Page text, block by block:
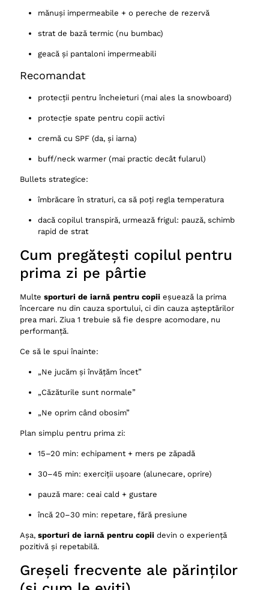
mănuși impermeabile + o pereche de rezervă
strat de bază termic (nu bumbac)
geacă și pantaloni impermeabili
Recomandat
protecții pentru încheieturi (mai ales la snowboard)
protecție spate pentru copii activi
cremă cu SPF (da, și iarna)
buff/neck warmer (mai practic decât fularul)
Bullets strategice:
îmbrăcare în straturi, ca să poți regla temperatura
dacă copilul transpiră, urmează frigul: pauză, schimb
rapid de strat
Cum pregătești copilul pentru
prima zi pe pârtie
Multe sporturi de iarnă pentru copii eșuează la prima
încercare nu din cauza sportului, ci din cauza așteptărilor
prea mari. Ziua 1 trebuie să fie despre acomodare, nu
performanță.
Ce să le spui înainte:
„Ne jucăm și învățăm încet”
„Căzăturile sunt normale”
„Ne oprim când obosim”
Plan simplu pentru prima zi:
15–20 min: echipament + mers pe zăpadă
30–45 min: exerciții ușoare (alunecare, oprire)
pauză mare: ceai cald + gustare
încă 20–30 min: repetare, fără presiune
Așa, sporturi de iarnă pentru copii devin o experiență
pozitivă și repetabilă.
Greșeli frecvente ale părinților